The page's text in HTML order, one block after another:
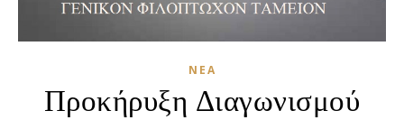
ΝΈΑ
Προκήρυξη Διαγωνισμού